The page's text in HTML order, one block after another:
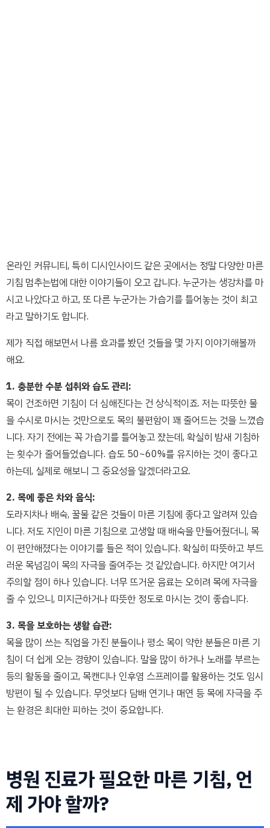
온라인 커뮤니티, 특히 디시인사이드 같은 곳에서는 정말 다양한 마른
기침 멈추는법에 대한 이야기들이 오고 갑니다. 누군가는 생강차를 마
시고 나았다고 하고, 또 다른 누군가는 가습기를 틀어놓는 것이 최고
라고 말하기도 합니다.
제가 직접 해보면서 나름 효과를 봤던 것들을 몇 가지 이야기해볼까
해요.
1. 충분한 수분 섭취와 습도 관리:
목이 건조하면 기침이 더 심해진다는 건 상식적이죠. 저는 따뜻한 물
을 수시로 마시는 것만으로도 목의 불편함이 꽤 줄어드는 것을 느꼈습
니다. 자기 전에는 꼭 가습기를 틀어놓고 잤는데, 확실히 밤새 기침하
는 횟수가 줄어들었습니다. 습도 50~60%를 유지하는 것이 좋다고
하는데, 실제로 해보니 그 중요성을 알겠더라고요.
2. 목에 좋은 차와 음식:
도라지차나 배숙, 꿀물 같은 것들이 마른 기침에 좋다고 알려져 있습
니다. 저도 지인이 마른 기침으로 고생할 때 배숙을 만들어줬더니, 목
이 편안해졌다는 이야기를 들은 적이 있습니다. 확실히 따뜻하고 부드
러운 목넘김이 목의 자극을 줄여주는 것 같았습니다. 하지만 여기서
주의할 점이 하나 있습니다. 너무 뜨거운 음료는 오히려 목에 자극을
줄 수 있으니, 미지근하거나 따뜻한 정도로 마시는 것이 좋습니다.
3. 목을 보호하는 생활 습관:
목을 많이 쓰는 직업을 가진 분들이나 평소 목이 약한 분들은 마른 기
침이 더 쉽게 오는 경향이 있습니다. 말을 많이 하거나 노래를 부르는
등의 활동을 줄이고, 목캔디나 인후염 스프레이를 활용하는 것도 임시
방편이 될 수 있습니다. 무엇보다 담배 연기나 매연 등 목에 자극을 주
는 환경은 최대한 피하는 것이 중요합니다.
병원 진료가 필요한 마른 기침, 언
제 가야 할까?